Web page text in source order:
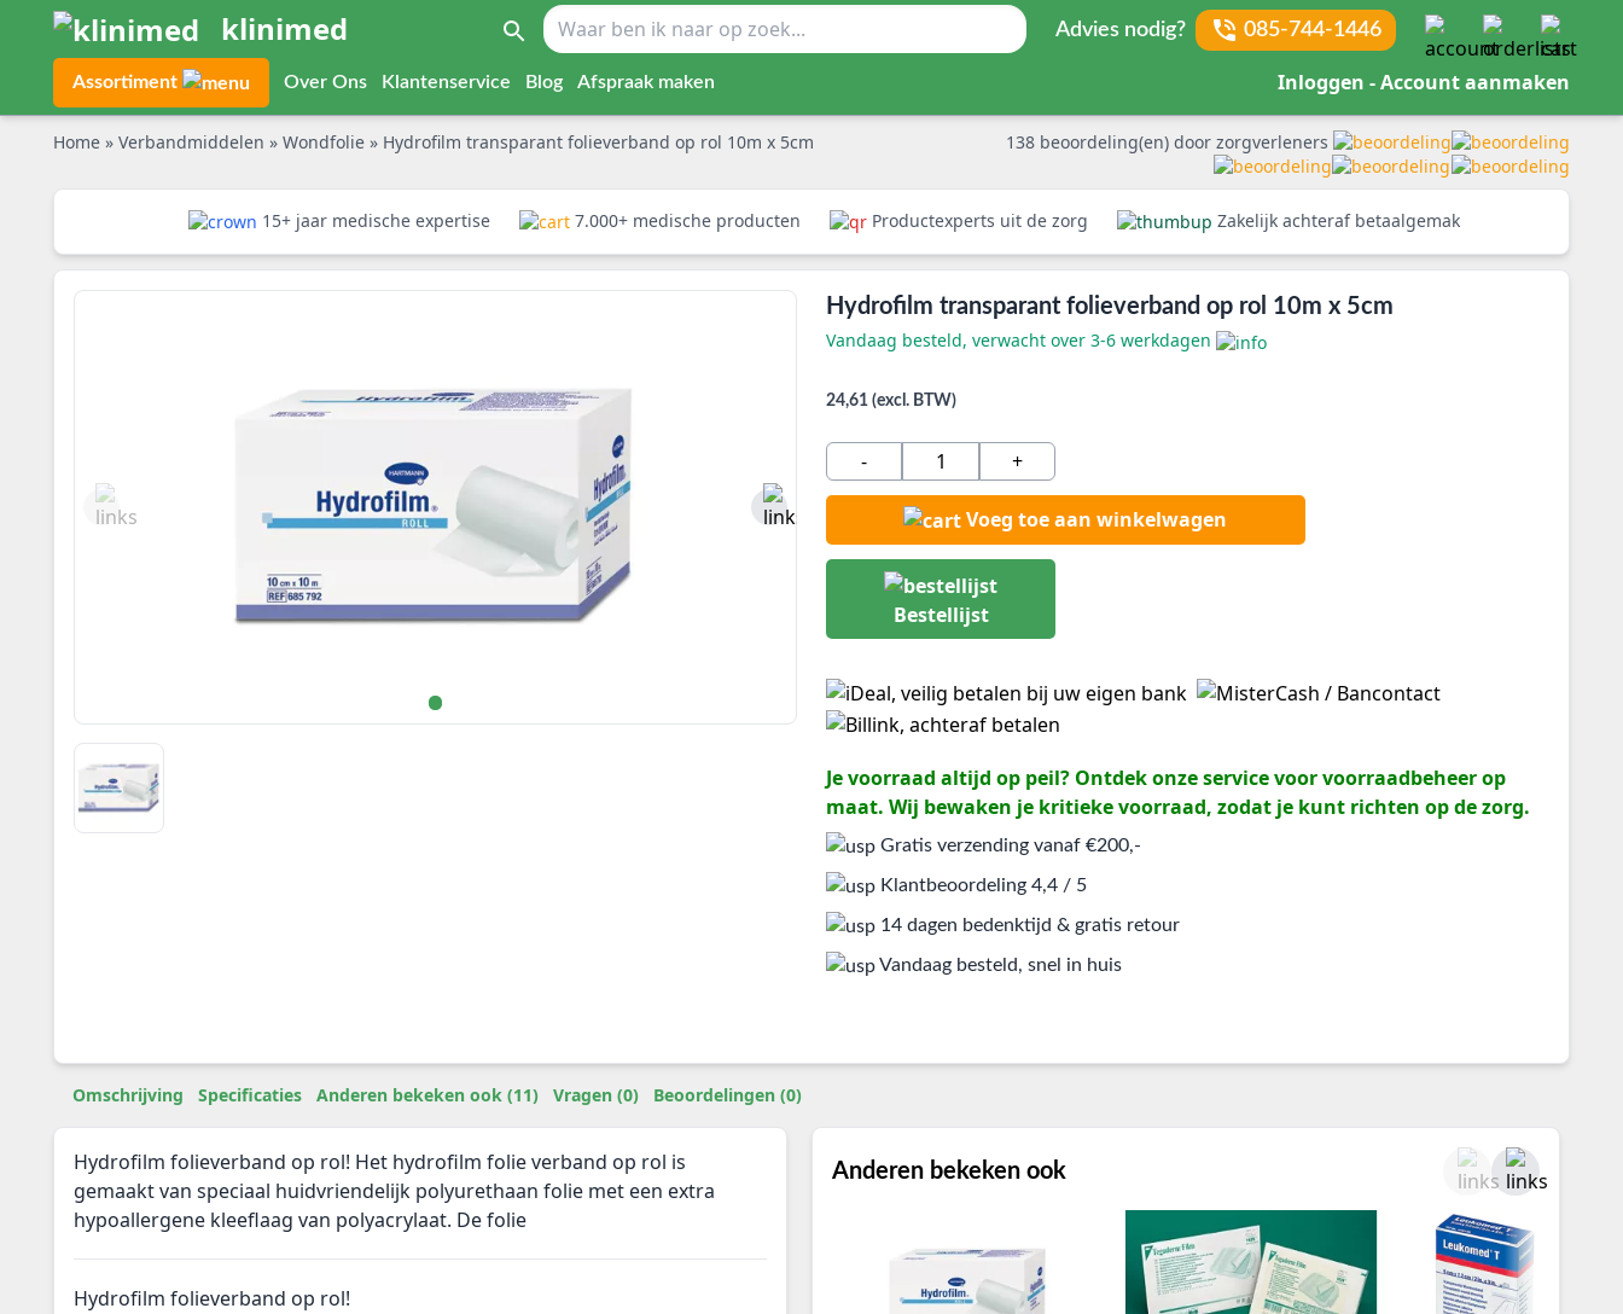
klinimed Advies nodig? 085-744-1446
Assortiment Over Ons Klantenservice Blog Afspraak maken Inloggen - Account aanmaken
Home » Verbandmiddelen » Wondfolie » Hydrofilm transparant folieverband op rol 10m x 5cm 138 beoordeling(en) door zorgverleners
15+ jaar medische expertise 7.000+ medische producten Productexperts uit de zorg Zakelijk achteraf betaalgemak
Hydrofilm transparant folieverband op rol 10m x 5cm
Vandaag besteld, verwacht over 3-6 werkdagen
24,61 (excl. BTW)
- +
Voeg toe aan winkelwagen
Bestellijst
Je voorraad altijd op peil? Ontdek onze service voor voorraadbeheer op
maat. Wij bewaken je kritieke voorraad, zodat je kunt richten op de zorg.
Gratis verzending vanaf €200,-
Klantbeoordeling 4,4 / 5
14 dagen bedenktijd & gratis retour
Vandaag besteld, snel in huis
Omschrijving Specificaties Anderen bekeken ook (11) Vragen (0) Beoordelingen (0)
Hydrofilm folieverband op rol! Het hydrofilm folie verband op rol is
gemaakt van speciaal huidvriendelijk polyurethaan folie met een extra
hypoallergene kleeflaag van polyacrylaat. De folie
Hydrofilm folieverband op rol!
Anderen bekeken ook